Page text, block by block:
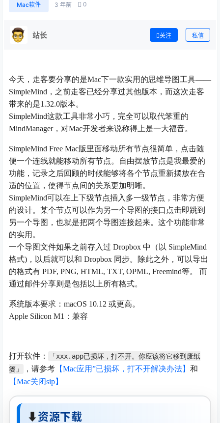
Mac软件 3 年前 0
站长 关注 私信
今天，走客要分享的是Mac下一款实用的思维导图工具——
SimpleMind，之前走客已经分享过其他版本，而这次走客
带来的是1.32.0版本。
SimpleMind这款工具非常小巧，完全可以取代笨重的
MindManager，对Mac开发者来说称得上是一大福音。
SimpleMind Free Mac版里面移动所有节点很简单，点击随
便一个连线就能移动所有节点。自由摆放节点是我最爱的
功能，记录之后回顾的时候能够将各个节点重新摆放在合
适的位置，使得节点间的关系更加明晰。
SimpleMind可以在上下级节点插入多一级节点，非常方便
的设计。某个节点可以作为另一个导图的接口点击即跳到
另一个导图，也就是把两个导图连接起来。这个功能非常
的实用。
一个导图文件如果之前存入过 Dropbox 中（以 SimpleMind
格式)，以后就可以和 Dropbox 同步。除此之外，可以导出
的格式有 PDF, PNG, HTML, TXT, OPML, Freemind等。 而
通过邮件分享则是包括以上所有格式。
系统版本要求：macOS 10.12 或更高。
Apple Silicon M1：兼容
打开软件：
「xxx.app已损坏，打不开。你应该将它移到废纸
篓」
，请参考 【Mac应用”已损坏，打不开解决办法】 和
【Mac关闭sip】
⬇资源下载